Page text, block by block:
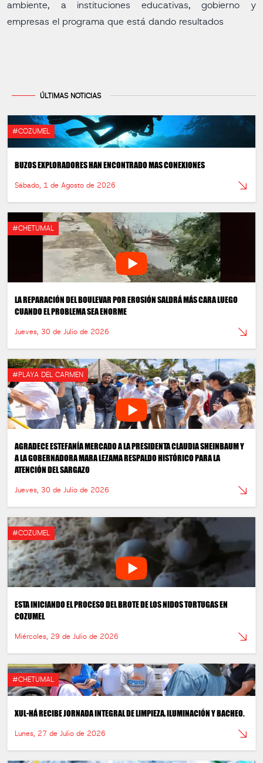
ambiente, a instituciones educativas, gobierno y
empresas el programa que está dando resultados
ÚLTIMAS NOTICIAS
#COZUMEL
BUZOS EXPLORADORES HAN ENCONTRADO MAS CONEXIONES
Sábado, 1 de Agosto de 2026
#CHETUMAL
LA REPARACIÓN DEL BOULEVAR POR EROSIÓN SALDRÁ MÁS CARA LUEGO
CUANDO EL PROBLEMA SEA ENORME
Jueves, 30 de Julio de 2026
#PLAYA DEL CARMEN
AGRADECE ESTEFANÍA MERCADO A LA PRESIDENTA CLAUDIA SHEINBAUM Y
A LA GOBERNADORA MARA LEZAMA RESPALDO HISTÓRICO PARA LA
ATENCIÓN DEL SARGAZO
Jueves, 30 de Julio de 2026
#COZUMEL
ESTA INICIANDO EL PROCESO DEL BROTE DE LOS NIDOS TORTUGAS EN
COZUMEL
Miércoles, 29 de Julio de 2026
#CHETUMAL
XUL-HÁ RECIBE JORNADA INTEGRAL DE LIMPIEZA, ILUMINACIÓN Y BACHEO.
Lunes, 27 de Julio de 2026